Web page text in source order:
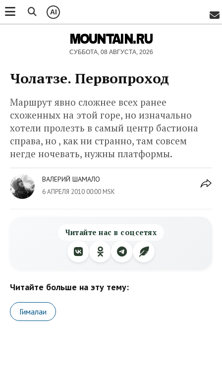
AI
MOUNTAIN.RU
СУББОТА, 08 АВГУСТА, 2026
Чолатзе. Первопроход
Маршрут явно сложнее всех ранее
схоженных на этой горе, но изначально
хотели пролезть в самый центр бастиона
справа, но , как ни странно, там совсем
негде ночевать, нужны платформы.
ВАЛЕРИЙ ШАМАЛО
6 АПРЕЛЯ 2010 00:00 MSK
Читайте нас в соцсетях
Читайте больше на эту тему:
Гималаи